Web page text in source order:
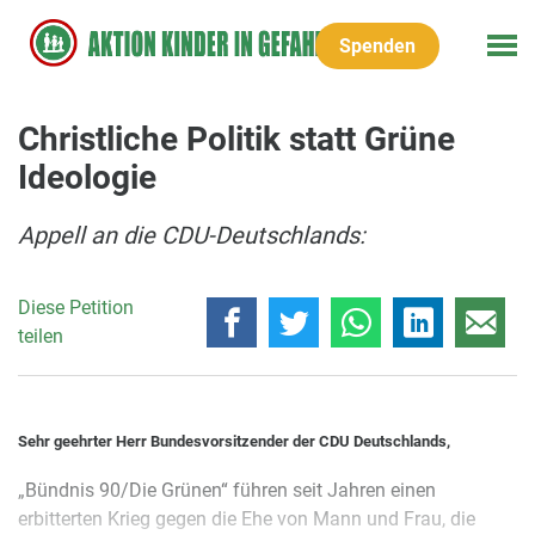
Spenden
Christliche Politik statt Grüne
Ideologie
Appell an die CDU-Deutschlands:
Diese Petition
teilen
Sehr geehrter Herr Bundesvorsitzender der CDU Deutschlands,
„Bündnis 90/Die Grünen“ führen seit Jahren einen
erbitterten Krieg gegen die Ehe von Mann und Frau, die